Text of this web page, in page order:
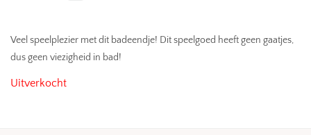
Veel speelplezier met dit badeendje! Dit speelgoed heeft geen gaatjes,
dus geen viezigheid in bad!
Uitverkocht